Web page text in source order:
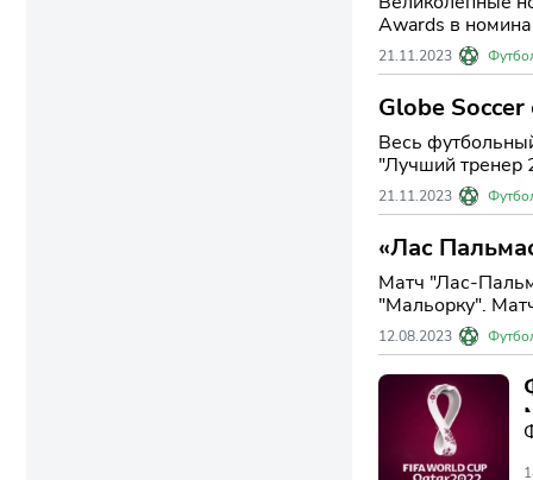
Awards в
21.11.2023
Globe
Весь
"Лучший тренер
кандидатов
21.11.2023
«Лас
Матч "Лас-Пальмас" против "Мальорки"
"Мальорку".
забил гол и
12.08.2023